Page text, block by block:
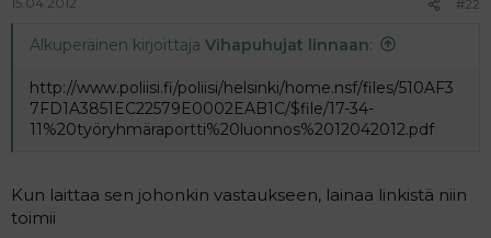
#22
Alkuperäinen kirjoittaja Vihapuhujat linnaan:
http://www.poliisi.fi/poliisi/helsinki/home.nsf/files/510AF3
7FD1A3851EC22579E0002EAB1C/$file/17-34-
11%20työryhmäraportti%20luonnos%2012042012.pdf
Kun laittaa sen johonkin vastaukseen, lainaa linkistä niin
toimii